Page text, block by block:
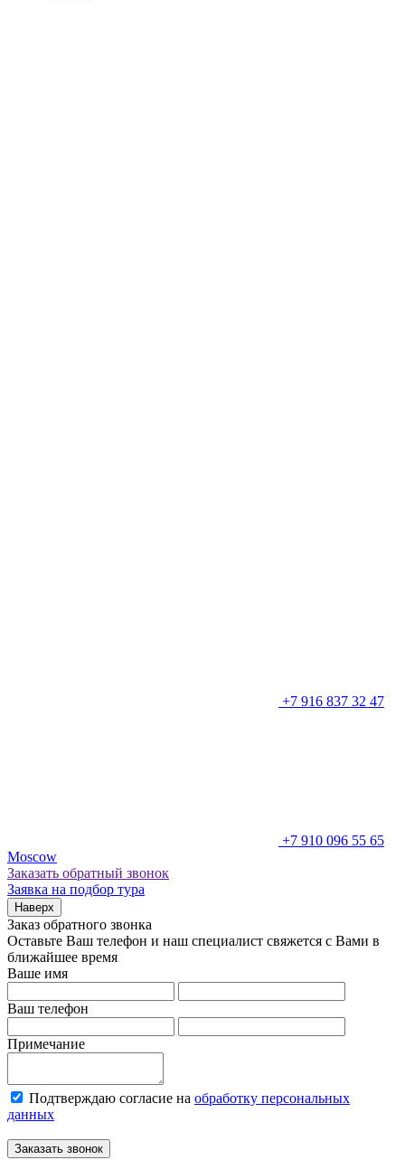
+7 916 837 32 47
+7 910 096 55 65
Moscow
Заказать обратный звонок
Заявка на подбор тура
Наверх
Заказ обратного звонка
Оставьте Ваш телефон и наш специалист свяжется с Вами в
ближайшее время
Ваше имя
Ваш телефон
Примечание
Подтверждаю согласие на обработку персональных
данных
Заказать звонок